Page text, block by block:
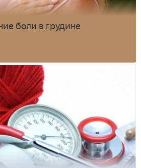
боли в грудине